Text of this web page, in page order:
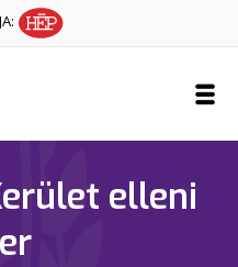
elleni